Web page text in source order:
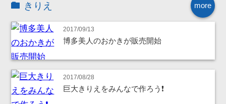
more
きりえ
2017/09/13
博多美人のおかきが販売開始
2017/08/28
巨大きりえをみんなで作ろう❗